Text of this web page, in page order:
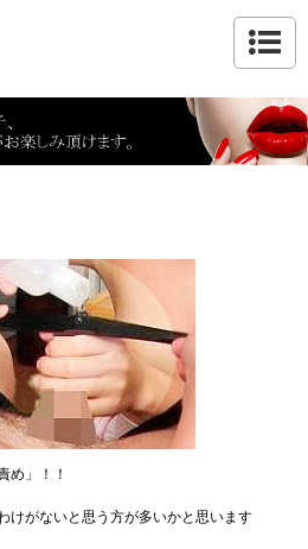
め」！！
けがないと思う方が多いかと思います